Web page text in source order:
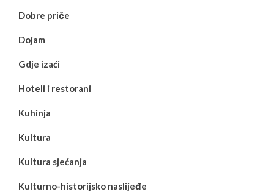
Dobre priče
Dojam
Gdje izaći
Hoteli i restorani
Kuhinja
Kultura
Kultura sjećanja
Kulturno-historijsko naslijeđe